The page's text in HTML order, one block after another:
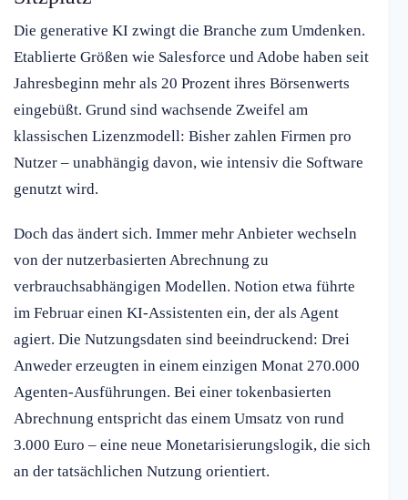
Die generative KI zwingt die Branche zum Umdenken.
Etablierte Größen wie Salesforce und Adobe haben seit
Jahresbeginn mehr als 20 Prozent ihres Börsenwerts
eingebüßt. Grund sind wachsende Zweifel am
klassischen Lizenzmodell: Bisher zahlen Firmen pro
Nutzer – unabhängig davon, wie intensiv die Software
genutzt wird.
Doch das ändert sich. Immer mehr Anbieter wechseln
von der nutzerbasierten Abrechnung zu
verbrauchsabhängigen Modellen. Notion etwa führte
im Februar einen KI-Assistenten ein, der als Agent
agiert. Die Nutzungsdaten sind beeindruckend: Drei
Anweder erzeugten in einem einzigen Monat 270.000
Agenten-Ausführungen. Bei einer tokenbasierten
Abrechnung entspricht das einem Umsatz von rund
3.000 Euro – eine neue Monetarisierungslogik, die sich
an der tatsächlichen Nutzung orientiert.